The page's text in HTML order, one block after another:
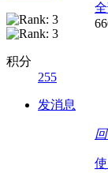
积分
255
发消息